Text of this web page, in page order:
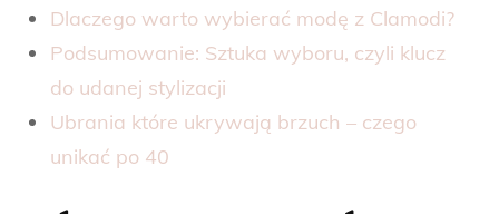
Dlaczego warto wybierać modę z Clamodi?
Podsumowanie: Sztuka wyboru, czyli klucz
do udanej stylizacji
Ubrania które ukrywają brzuch – czego
unikać po 40